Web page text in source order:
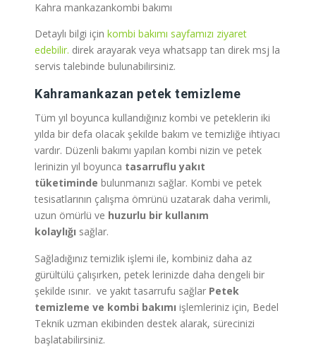
Kahra mankazankombi bakımı
Detaylı bilgi için kombi bakımı sayfamızı ziyaret
edebilir. direk arayarak veya whatsapp tan direk msj la
servis talebinde bulunabilirsiniz.
Kahramankazan petek temizleme
Tüm yıl boyunca kullandığınız kombi ve peteklerin iki
yılda bir defa olacak şekilde bakım ve temizliğe ihtiyacı
vardır. Düzenli bakımı yapılan kombi nizin ve petek
lerinizin yıl boyunca tasarruflu yakıt
tüketiminde bulunmanızı sağlar. Kombi ve petek
tesisatlarının çalışma ömrünü uzatarak daha verimli,
uzun ömürlü ve huzurlu bir kullanım
kolaylığı sağlar.
Sağladığınız temizlik işlemi ile, kombiniz daha az
gürültülü çalışırken, petek lerinizde daha dengeli bir
şekilde ısınır. ve yakıt tasarrufu sağlar Petek
temizleme ve kombi bakımı işlemleriniz için, Bedel
Teknik uzman ekibinden destek alarak, sürecinizi
başlatabilirsiniz.